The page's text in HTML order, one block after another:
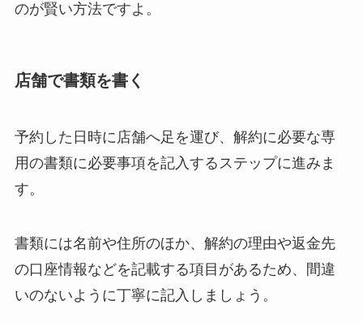
のが賢い方法ですよ。
店舗で書類を書く
予約した日時に店舗へ足を運び、解約に必要な専
用の書類に必要事項を記入するステップに進みま
す。
書類には名前や住所のほか、解約の理由や返金先
の口座情報などを記載する項目があるため、間違
いのないように丁寧に記入しましょう。